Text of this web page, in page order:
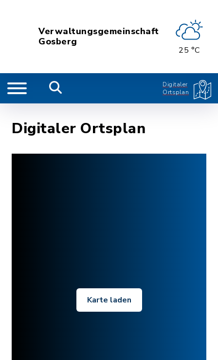
Verwaltungsgemeinschaft
Gosberg
25 °C
Digitaler
Ortsplan
Digitaler Ortsplan
Karte laden